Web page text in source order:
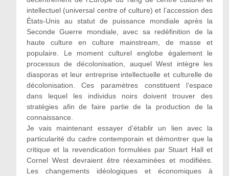
intellectuel (universal centre of culture) et l’accession des
États-Unis au statut de puissance mondiale après la
Seconde Guerre mondiale, avec sa redéfinition de la
haute culture en culture mainstream, de masse et
populaire. Le moment culturel englobe également le
processus de décolonisation, auquel West intègre les
diasporas et leur entreprise intellectuelle et culturelle de
décolonisation. Ces paramètres constituent l’espace
dans lequel les individus noirs doivent trouver des
stratégies afin de faire partie de la production de la
connaissance.
Je vais maintenant essayer d’établir un lien avec la
particularité du cadre contemporain et démontrer que la
critique et la revendication formulées par Stuart Hall et
Cornel West devraient être réexaminées et modifiées.
Les changements idéologiques et économiques à